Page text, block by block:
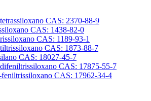
CAS: 2370-88-9
CAS: 1438-82-0
CAS: 1189-93-1
CAS: 1873-88-7
CAS: 18027-45-7
CAS: 17875-55-7
feniltrissiloxano CAS: 17962-34-4